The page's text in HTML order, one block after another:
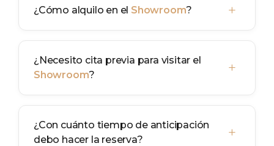
¿Cómo alquilo en el Showroom? +
¿Necesito cita previa para visitar el
Showroom? +
¿Con cuánto tiempo de anticipación
debo hacer la reserva?
+